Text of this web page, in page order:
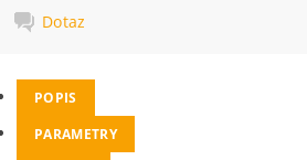
Dotaz
POPIS
PARAMETRY